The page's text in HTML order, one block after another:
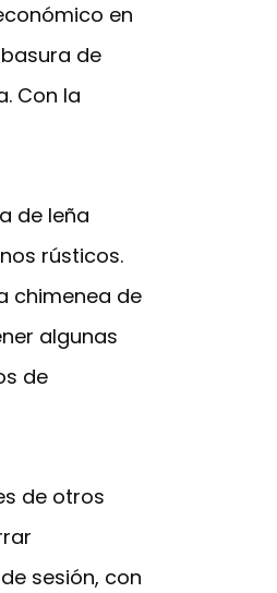
en
de
Con la
de leña
rústicos.
chimenea de
algunas
de
de otros
sesión, con